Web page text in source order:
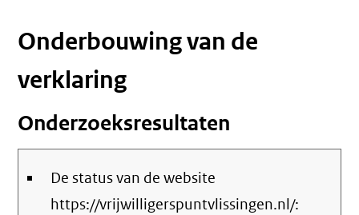
Onderbouwing van de
verklaring
Onderzoeksresultaten
De status van de website
https://vrijwilligerspuntvlissingen.nl/: